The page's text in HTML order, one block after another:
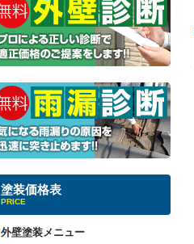
塗装価格表
PRICE
外壁塗装メニュー